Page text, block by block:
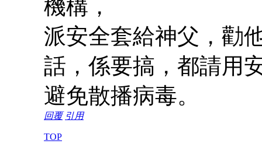
機構，
派安全套給神父，勸
話，係要搞，都請用
避免散播病毒。
回覆 引用
TOP